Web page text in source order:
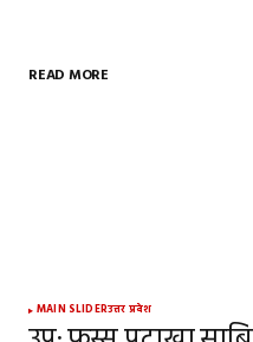
READ MORE
MAIN SLIDERउत्तर प्रदेश